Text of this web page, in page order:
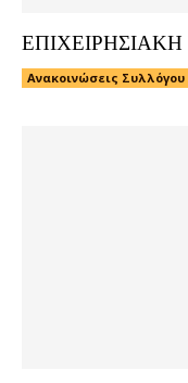
Ανακοινώσεις Συλλόγου